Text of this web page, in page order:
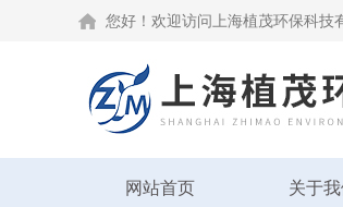
您好！欢迎访问上海植茂环保科技
网站首页 关于